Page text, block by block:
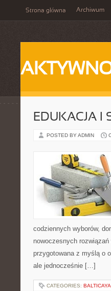
Strona główna Archiwum
EDUKACJA I
POSTED BY ADMIN
codziennych wyborów,
nowoczesnych
przygotowana z myślą o
ale jednocześnie […]
CATEGORIES: